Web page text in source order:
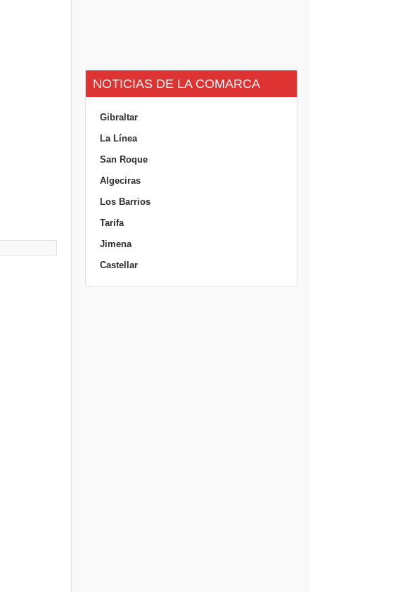
NOTICIAS DE LA COMARCA
Gibraltar
La Línea
San Roque
Algeciras
Los Barrios
Tarifa
Jimena
Castellar